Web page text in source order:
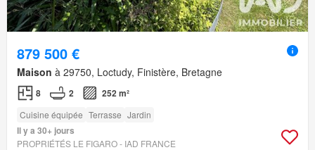
879 500 €
Maison à 29750, Loctudy, Finistère, Bretagne
8 2 252 m²
Cuisine équipée Terrasse Jardin
Il y a 30+ jours
PROPRIÉTÉS LE FIGARO - IAD FRANCE